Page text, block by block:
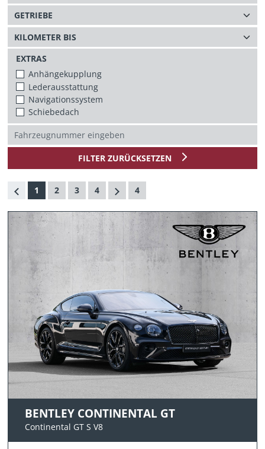
EXTRAS
Anhängekupplung
Lederausstattung
Navigationssystem
Schiebedach
FILTER ZURÜCKSETZEN
1 2 3 4 4
BENTLEY CONTINENTAL GT
Continental GT S V8